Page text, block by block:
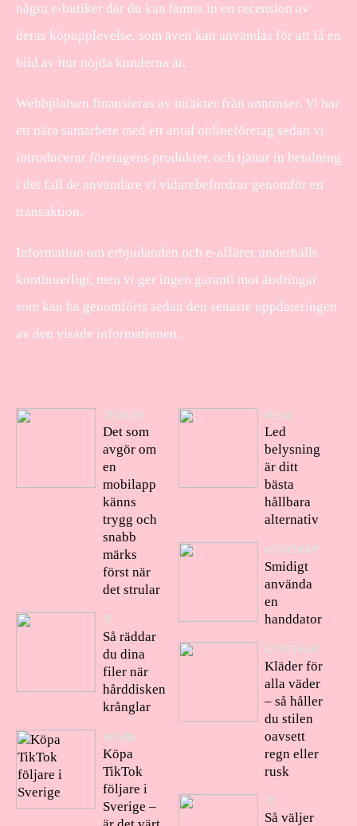
några e-butiker där du kan lämna in en recension av
deras köpupplevelse, som även kan användas för att få en
bild av hur nöjda kunderna är.
Webbplatsen finansieras av intäkter från annonser. Vi har
ett nära samarbete med ett antal onlineföretag sedan vi
introducerar företagens produkter, och tjänar in betalning
i det fall de användare vi vidarebefordrar genomför en
transaktion.
Information om erbjudanden och e-affärer underhålls
kontinuerligt, men vi ger ingen garanti mot ändringar
som kan ha genomförts sedan den senaste uppdateringen
av den visade informationen.
TEKNIK
Det som
avgör om
en
mobilapp
känns
trygg och
snabb
märks
först när
det strular
IT
Så räddar
du dina
filer när
hårddisken
krånglar
WEBB
Köpa
TikTok
följare i
Sverige –
HEM
Led
belysning
är ditt
bästa
hållbara
alternativ
KUNSKAP
Smidigt
använda
en
handdator
KUNSKAP
Kläder för
alla väder
– så håller
du stilen
oavsett
regn eller
rusk
IT
Så väljer